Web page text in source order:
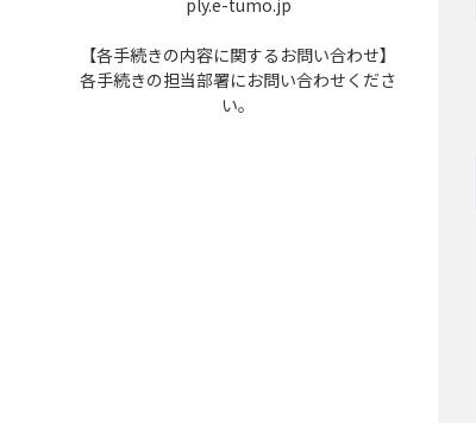
ply.e-tumo.jp
【各手続きの内容に関するお問い合わせ】
各手続きの担当部署にお問い合わせくださ
い。